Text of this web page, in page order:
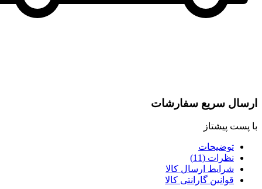
ارسال سریع سفارشات
با پست پیشتاز
توضیحات
نظرات (11)
شرایط ارسال کالا
قوانین گارانتی کالا